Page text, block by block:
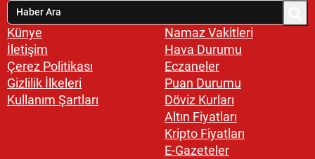
Künye
İletişim
Çerez Politikası
Gizlilik İlkeleri
Kullanım Şartları
Namaz Vakitleri
Hava Durumu
Eczaneler
Puan Durumu
Döviz Kurları
Altın Fiyatları
Kripto Fiyatları
E-Gazeteler